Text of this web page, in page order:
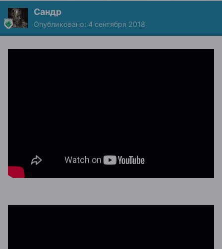
Сандр
Опубликовано: 4 сентября 2018